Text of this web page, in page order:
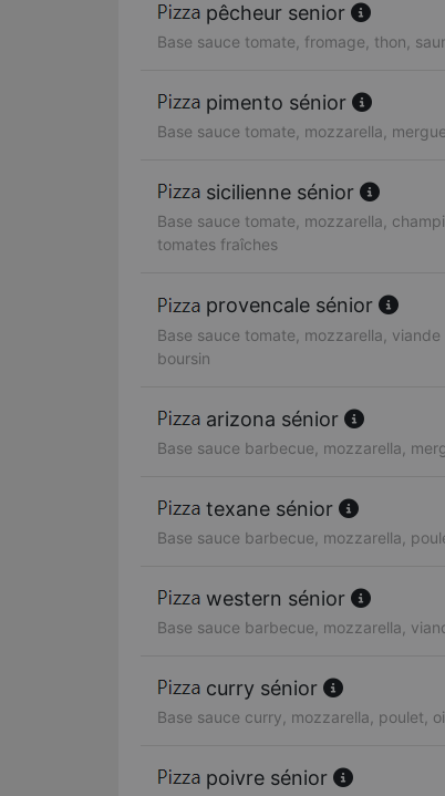
pêcheur senior
Base sauce tomate, fromage, thon,
pimento sénior
Base sauce tomate, mozzarella,
sicilienne sénior
Base sauce tomate, mozzarella,
tomates fraîches
provencale sénior
Base sauce tomate, mozzarella,
boursin
arizona sénior
Base sauce barbecue, mozzarella,
texane sénior
Base sauce barbecue, mozzarella,
western sénior
Base sauce barbecue, mozzarella,
curry sénior
Base sauce curry, mozzarella, poulet,
poivre sénior